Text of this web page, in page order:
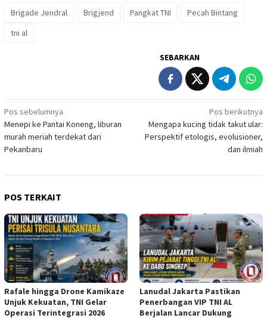
Brigade Jendral Brigjend Pangkat TNI
Pecah Bintang
tni al
SEBARKAN
Navigasi
pos
Pos sebelumnya
Menepi ke Pantai Koneng, liburan
murah meriah terdekat dari
Pekanbaru
Pos berikutnya
Mengapa kucing tidak takut ular:
Perspektif etologis, evolusioner,
dan ilmiah
POS TERKAIT
Rafale hingga Drone Kamikaze
Unjuk Kekuatan, TNI Gelar
Operasi Terintegrasi 2026
Lanudal Jakarta Pastikan
Penerbangan VIP TNI AL
Berjalan Lancar Dukung